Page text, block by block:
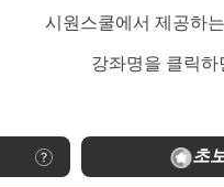
시원스쿨에서 제공하
강좌명을 클릭
초